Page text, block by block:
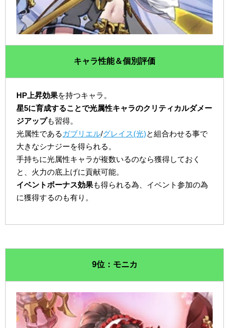
キャラ性能＆個別評価
HP上昇効果を持つキャラ。
星5に育成することで光属性キャラのクリティカルダメー
ジアップも習得。
光属性である ガブリエル/グレイス(光)と組合わせる事で
大きなシナジーを得られる。
手持ちに光属性キャラが複数いるのなら獲得しておく
と、火力の底上げに貢献可能。
イベントボーナス効果も得られる為、イベント参加の為
に獲得するのも有り。
9位：モニカ